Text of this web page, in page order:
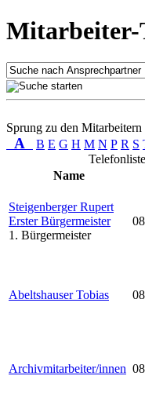
Mitarbeiter-
Sprung zu den
A B E G H M N P R S
Name
Steigenberger Rupert
Erster Bürgermeister
1. Bürgermeister
Abeltshauser Tobias
Archivmitarbeiter/innen